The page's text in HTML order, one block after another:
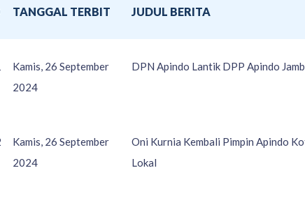
TANGGAL TERBIT JUDUL BERITA
Kamis, 26 September
2024
DPN Apindo Lantik DPP Apindo
Kamis, 26 September
2024
Oni Kurnia Kembali Pimpin Apindo
Lokal